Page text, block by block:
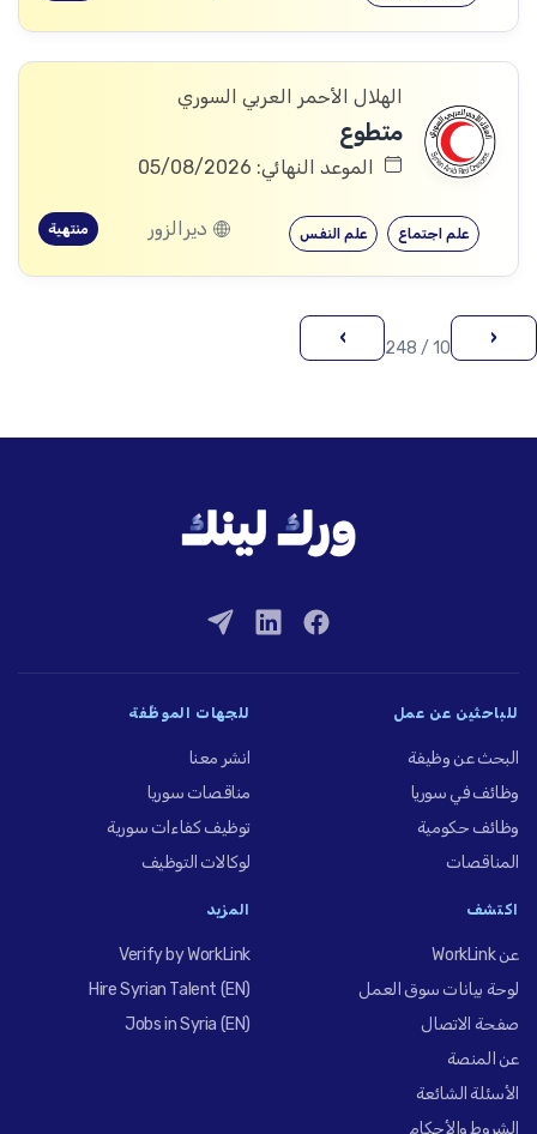
الهلال الأحمر العربي السوري
متطوع
الموعد النهائي: 05/08/2026
علم النفس علم اجتماع ديرالزور منتهية
‹
10 / 248
›
للباحثين عن عمل
البحث عن وظيفة
وظائف في سوريا
وظائف حكومية
المناقصات
للجهات الموظِّفة
انشر معنا
مناقصات سوريا
توظيف كفاءات سورية
لوكالات التوظيف
اكتشف
عن WorkLink
لوحة بيانات سوق العمل
صفحة الاتصال
عن المنصة
الأسئلة الشائعة
الشروط والأحكام
المزيد
Verify by WorkLink
Hire Syrian Talent (EN)
Jobs in Syria (EN)